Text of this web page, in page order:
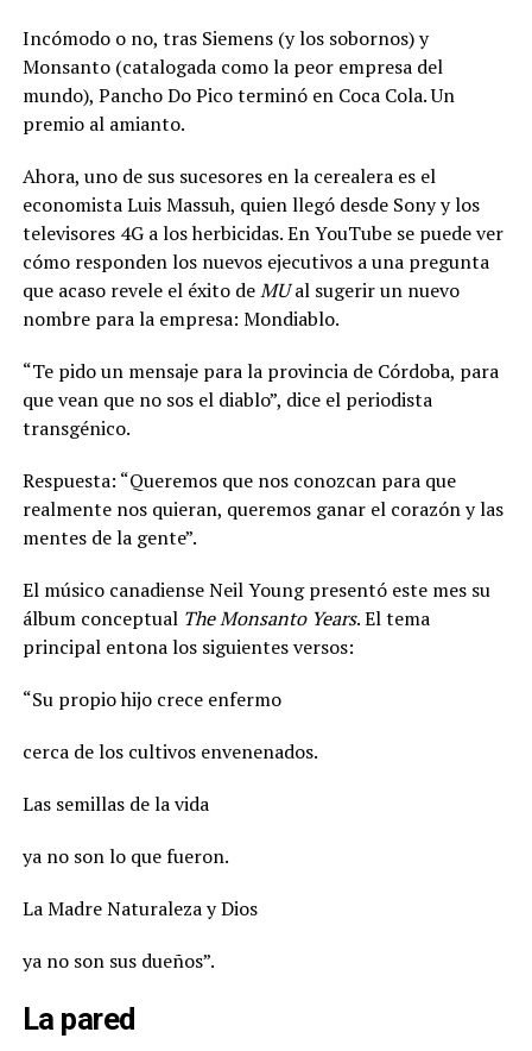
Incómodo o no, tras Siemens (y los sobornos) y
Monsanto (catalogada como la peor empresa del
mundo), Pancho Do Pico terminó en Coca Cola. Un
premio al amianto.
Ahora, uno de sus sucesores en la cerealera es el
economista Luis Massuh, quien llegó desde Sony y los
televisores 4G a los herbicidas. En YouTube se puede ver
cómo responden los nuevos ejecutivos a una pregunta
que acaso revele el éxito deMUal sugerir un nuevo
nombre para la empresa: Mondiablo.
“Te pido un mensaje para la provincia de Córdoba, para
que vean que no sos el diablo”, dice el periodista
transgénico.
Respuesta: “Queremos que nos conozcan para que
realmente nos quieran, queremos ganar el corazón y las
mentes de la gente”.
El músico canadiense Neil Young presentó este mes su
álbum conceptual The Monsanto Years. El tema
principal entona los siguientes versos:
“Su propio hijo crece enfermo
cerca de los cultivos envenenados.
Las semillas de la vida
ya no son lo que fueron.
La Madre Naturaleza y Dios
ya no son sus dueños”.
La pared